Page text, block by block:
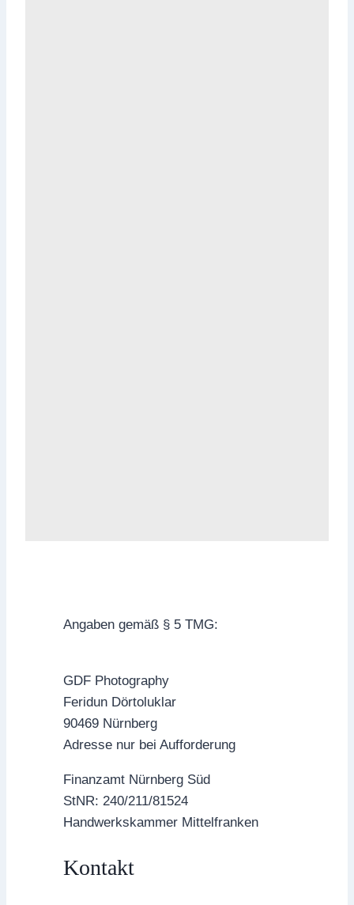
Angaben gemäß § 5 TMG:
GDF Photography
Feridun Dörtoluklar
90469 Nürnberg
Adresse nur bei Aufforderung
Finanzamt Nürnberg Süd
StNR: 240/211/81524
Handwerkskammer Mittelfranken
Kontakt